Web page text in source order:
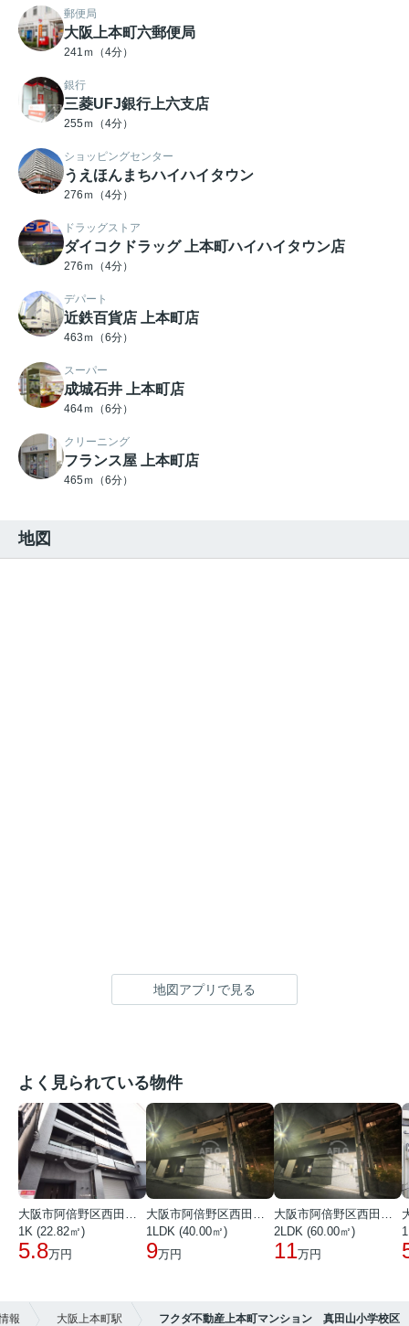
郵便局
大阪上本町六郵便局
241ｍ（4分）
銀行
三菱UFJ銀行上六支店
255ｍ（4分）
ショッピングセンター
うえほんまちハイハイタウン
276ｍ（4分）
ドラッグストア
ダイコクドラッグ 上本町ハイハイタウン店
276ｍ（4分）
デパート
近鉄百貨店 上本町店
463ｍ（6分）
スーパー
成城石井 上本町店
464ｍ（6分）
クリーニング
フランス屋 上本町店
465ｍ（6分）
地図
地図アプリで見る
よく見られている物件
1K (22.82㎡)
5.8万円
1LDK (40.00㎡)
9万円
2LDK (60.00㎡)
11万円
報 大阪上本町駅 フクダ不動産上本町マンション 真田山小学校区